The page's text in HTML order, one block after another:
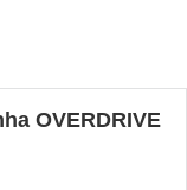
OVERDRIVE